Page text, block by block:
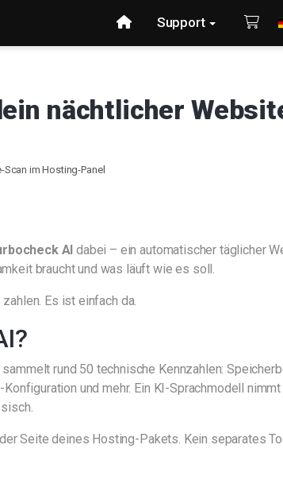
Support
nächtlicher
im Hosting-Panel
AI dabei – ein automatischer täglicher
braucht und was läuft wie es soll.
Es ist einfach da.
rund 50 technische Kennzahlen:
und mehr. Ein KI-Sprachmodell
Seite deines Hosting-Pakets. Kein separates